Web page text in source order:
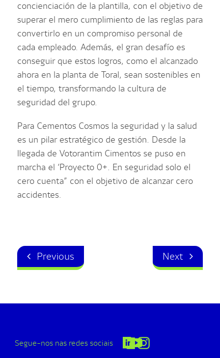
concienciación de la plantilla, con el objetivo de
superar el mero cumplimiento de las reglas para
convertirlo en un compromiso personal de
cada empleado. Además, el gran desafío es
conseguir que estos logros, como el alcanzado
ahora en la planta de Toral, sean sostenibles en
el tiempo, transformando la cultura de
seguridad del grupo.
Para Cementos Cosmos la seguridad y la salud
es un pilar estratégico de gestión. Desde la
llegada de Votorantim Cimentos se puso en
marcha el ‘Proyecto 0+. En seguridad solo el
cero cuenta” con el objetivo de alcanzar cero
accidentes.
Previous Next
Segue-nos nas redes sociais